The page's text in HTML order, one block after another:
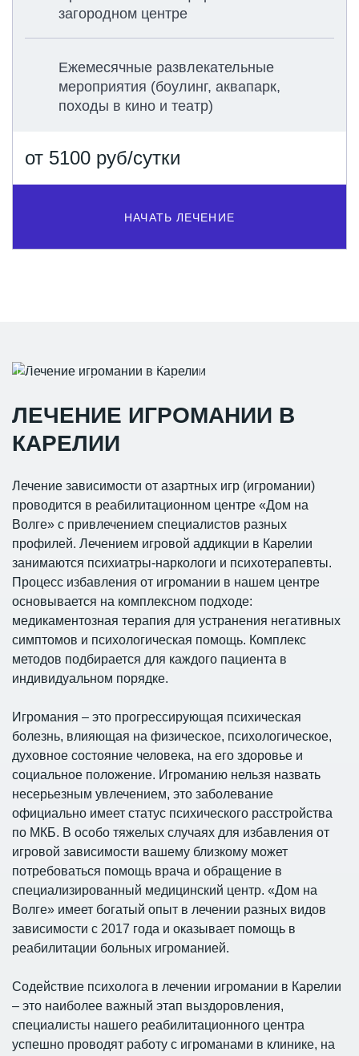
загородном центре
Ежемесячные развлекательные
мероприятия (боулинг, аквапарк,
походы в кино и театр)
от 5100 руб/сутки
НАЧАТЬ ЛЕЧЕНИЕ
ЛЕЧЕНИЕ ИГРОМАНИИ В
КАРЕЛИИ
Лечение зависимости от азартных игр (игромании)
проводится в реабилитационном центре «Дом на
Волге» с привлечением специалистов разных
профилей. Лечением игровой аддикции в Карелии
занимаются психиатры-наркологи и психотерапевты.
Процесс избавления от игромании в нашем центре
основывается на комплексном подходе:
медикаментозная терапия для устранения негативных
симптомов и психологическая помощь. Комплекс
методов подбирается для каждого пациента в
индивидуальном порядке.
Игромания – это прогрессирующая психическая
болезнь, влияющая на физическое, психологическое,
духовное состояние человека, на его здоровье и
социальное положение. Игроманию нельзя назвать
несерьезным увлечением, это заболевание
официально имеет статус психического расстройства
по МКБ. В особо тяжелых случаях для избавления от
игровой зависимости вашему близкому может
потребоваться помощь врача и обращение в
специализированный медицинский центр. «Дом на
Волге» имеет богатый опыт в лечении разных видов
зависимости с 2017 года и оказывает помощь в
реабилитации больных игроманией.
Содействие психолога в лечении игромании в Карелии
– это наиболее важный этап выздоровления,
специалисты нашего реабилитационного центра
успешно проводят работу с игроманами в клинике, на